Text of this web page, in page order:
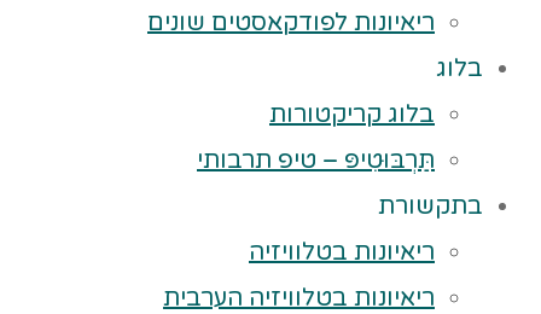
ריאיונות לפודקאסטים שונים
בלוג
בלוג קריקטורות
תַּרְבּוּטִיפּ – טיפ תרבותי
בתקשורת
ריאיונות בטלוויזיה
ריאיונות בטלוויזיה הערבית